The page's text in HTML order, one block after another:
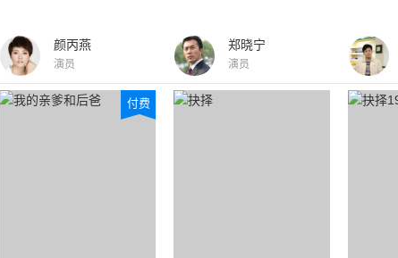
颜丙燕
演员
郑晓宁
演员
付费